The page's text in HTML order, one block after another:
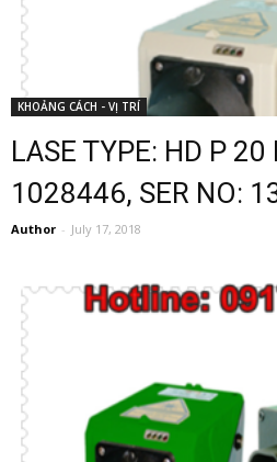
KHOẢNG CÁCH - VỊ TRÍ
LASE TYPE: HD P 20
1028446, SER NO:
Author - July 17, 2018